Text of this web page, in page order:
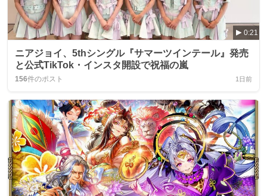
0:21
ニアジョイ、5thシングル『サマーツインテール』発売
と公式TikTok・インスタ開設で祝福の嵐
156件のポスト 1日前